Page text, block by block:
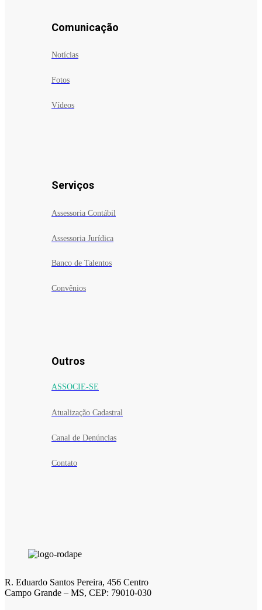
Comunicação
Notícias
Fotos
Vídeos
Serviços
Assessoria Contábil
Assessoria Jurídica
Banco de Talentos
Convênios
Outros
ASSOCIE-SE
Atualização Cadastral
Canal de Denúncias
Contato
R. Eduardo Santos Pereira, 456 Centro
Campo Grande – MS, CEP: 79010-030